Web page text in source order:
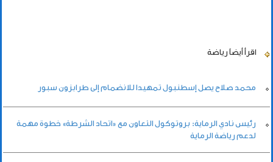
اقرأ أيضاً رياضة
محمد صلاح يصل إسطنبول تمهيدا للانضمام إلى طرابزون سبور
رئيس نادي الرماية: بروتوكول التعاون مع «اتحاد الشرطة» خطوة مهمة
لدعم رياضة الرماية